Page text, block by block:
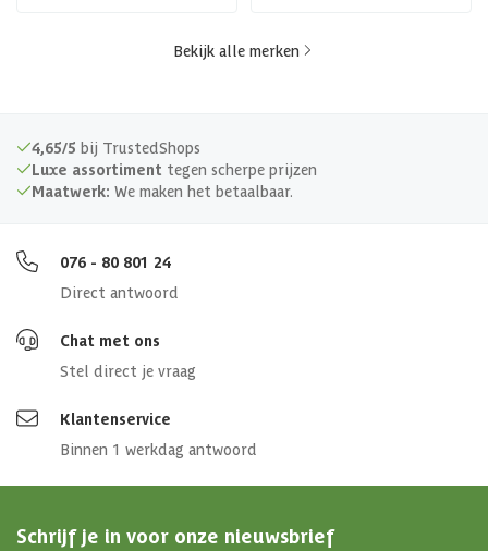
Bekijk alle merken
4,65/5 bij TrustedShops
Luxe assortiment tegen scherpe prijzen
Maatwerk: We maken het betaalbaar.
076 - 80 801 24
Direct antwoord
Chat met ons
Stel direct je vraag
Klantenservice
Binnen 1 werkdag antwoord
Schrijf je in voor onze nieuwsbrief